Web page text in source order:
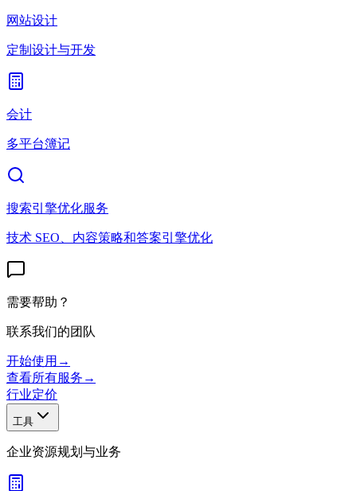
网站设计
定制设计与开发
会计
多平台簿记
搜索引擎优化服务
技术 SEO、内容策略和答案引擎优化
需要帮助？
联系我们的团队
开始使用 →
查看所有服务 →
行业定价
工具
企业资源规划与业务